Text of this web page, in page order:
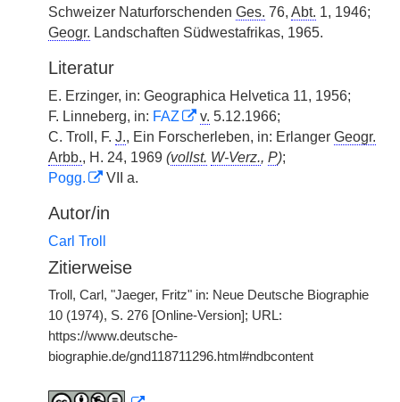
Schweizer Naturforschenden Ges. 76, Abt. 1, 1946;
Geogr. Landschaften Südwestafrikas, 1965.
Literatur
E. Erzinger, in: Geographica Helvetica 11, 1956;
F. Linneberg, in: FAZ v. 5.12.1966;
C. Troll, F. J., Ein Forscherleben, in: Erlanger Geogr.
Arbb., H. 24, 1969 (vollst. W-Verz., P);
Pogg.
VII a.
Autor/in
Carl Troll
Zitierweise
Troll, Carl, "Jaeger, Fritz" in: Neue Deutsche Biographie
10 (1974), S. 276 [Online-Version]; URL:
https://www.deutsche-
biographie.de/gnd118711296.html#ndbcontent